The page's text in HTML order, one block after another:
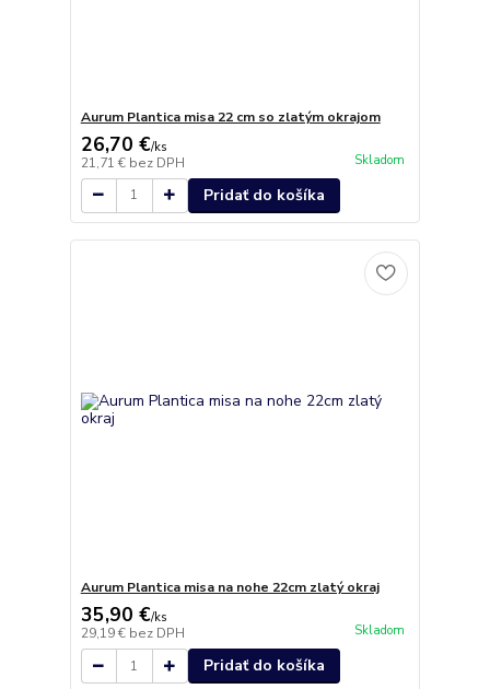
Aurum Plantica misa 22 cm so zlatým okrajom
26,70 €/ks
21,71 € bez DPH Skladom
Pridať do košíka
Aurum Plantica misa na nohe 22cm zlatý okraj
35,90 €/ks
29,19 € bez DPH Skladom
Pridať do košíka